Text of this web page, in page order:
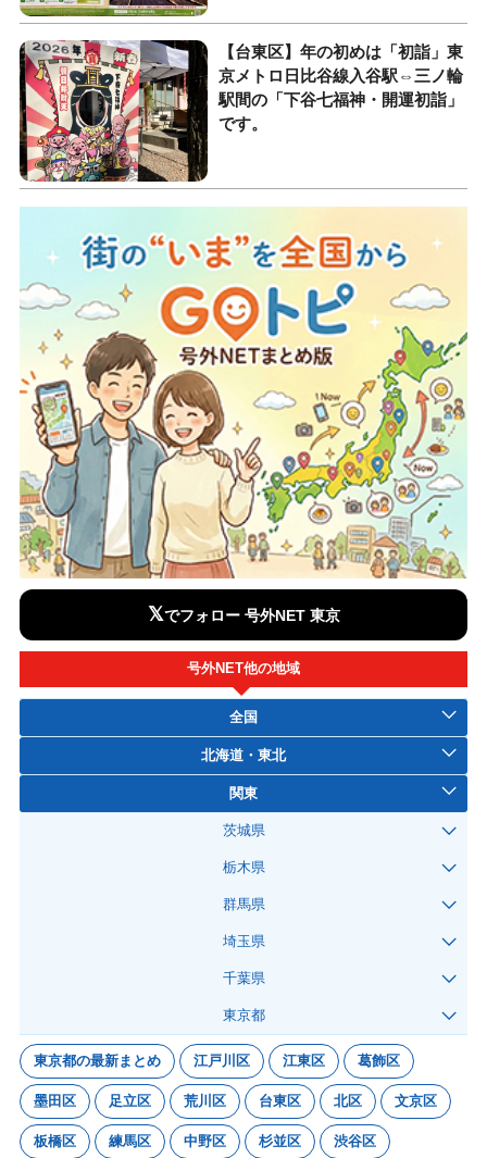
【台東区】年の初めは「初詣」東
京メトロ日比谷線入谷駅⇔三ノ輪
駅間の「下谷七福神・開運初詣」
です。
𝕏でフォロー 号外NET 東京
号外NET他の地域
全国
北海道・東北
関東
茨城県
栃木県
群馬県
埼玉県
千葉県
東京都
東京都の最新まとめ 江戸川区 江東区 葛飾区
墨田区 足立区 荒川区 台東区 北区 文京区
板橋区 練馬区 中野区 杉並区 渋谷区